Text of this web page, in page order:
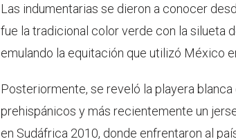
Las indumentarias se dieron a conocer
fue la tradicional color verde con la silueta
emulando la equitación que utilizó México
Posteriormente, se reveló la playera
prehispánicos y más recientemente un
en Sudáfrica 2010, donde enfrentaron al